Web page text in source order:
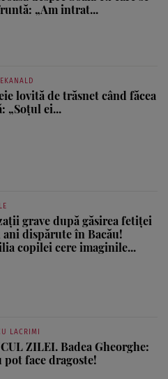
„Am intrat...
lovită de trăsnet când făcea
„Soțul ei...
grave după găsirea fetiței
ani dispărute în Bacău!
copilei cere imaginile...
LACRIMI
ZILEI. Badea Gheorghe:
pot face dragoste!